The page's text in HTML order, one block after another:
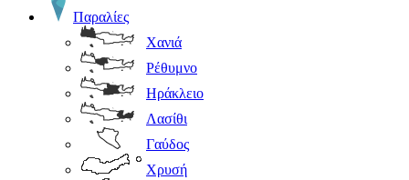
Παραλίες
Χανιά
Ρέθυμνο
Ηράκλειο
Λασίθι
Γαύδος
Χρυσή